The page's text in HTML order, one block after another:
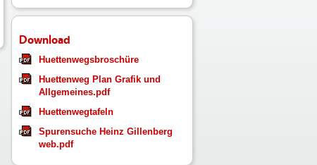
Download
Huettenwegsbroschüre
Huettenweg Plan Grafik und
Allgemeines.pdf
Huettenwegtafeln
Spurensuche Heinz Gillenberg
web.pdf